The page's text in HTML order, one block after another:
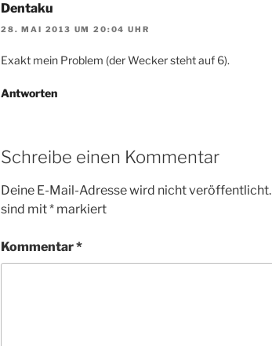
Dentaku
28. MAI 2013 UM 20:04 UHR
Exakt mein Problem (der Wecker steht auf 6).
Antworten
Schreibe einen Kommentar
Deine E-Mail-Adresse wird nicht veröffentlicht.
sind mit* markiert
Kommentar*